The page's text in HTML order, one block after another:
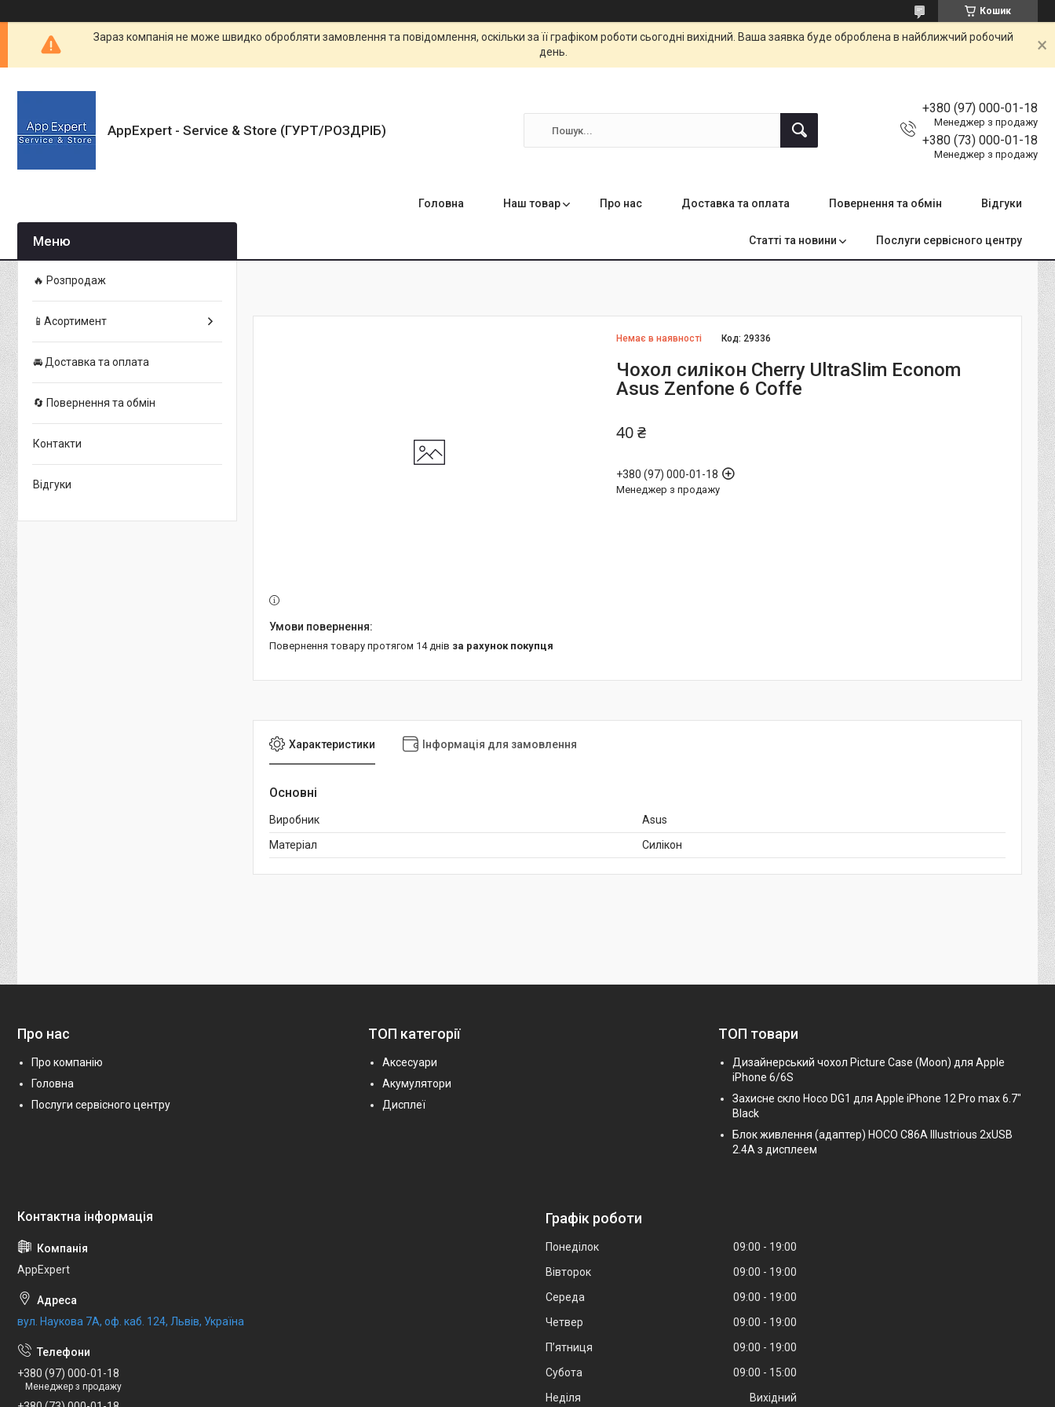
Кошик
Зараз компанія не може швидко обробляти замовлення та повідомлення, оскільки за її графіком роботи сьогодні вихідний. Ваша заявка буде оброблена в найближчий робочий
день.
AppExpert - Service & Store (ГУРТ/РОЗДРІБ)
+380 (97) 000-01-18
Менеджер з продажу
+380 (73) 000-01-18
Менеджер з продажу
Головна Наш товар Про нас Доставка та оплата Повернення та обмін Відгуки
Статті та новини Послуги сервісного центру
Немає в наявності Код: 29336
Чохол силікон Cherry UltraSlim Econom
Asus Zenfone 6 Coffe
40 ₴
+380 (97) 000-01-18
Менеджер з продажу
повернення товару протягом 14 днів за рахунок покупця
Характеристики Інформація для замовлення
Основні
Виробник
Asus
Матеріал
Силікон
🔥 Розпродаж
📱Асортимент
🚘 Доставка та оплата
🔄 Повернення та обмін
Контакти
Відгуки
Про нас
Про компанію
Головна
Послуги сервісного центру
ТОП категорії
Аксесуари
Акумулятори
Дисплеї
ТОП товари
Дизайнерський чохол Picture Case (Moon) для Apple
iPhone 6/6S
Захисне скло Hoco DG1 для Apple iPhone 12 Pro max 6.7"
Black
Блок живлення (адаптер) HOCO C86A Illustrious 2xUSB
2.4A з дисплеем
AppExpert
вул. Наукова 7А, оф. каб. 124, Львів, Україна
+380 (97) 000-01-18
Менеджер з продажу
Графік роботи
Понеділок 09:00
19:00
Вівторок
09:00
19:00
Середа
09:00
19:00
Четвер
09:00
19:00
Пʼятниця
09:00
19:00
Субота
09:00
15:00
Неділя
Вихідний